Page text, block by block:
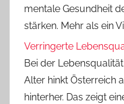
mentale Gesundheit
stärken. Mehr als ein
Verringerte
Bei der
Alter hinkt Österreich
hinterher. Das zeigt